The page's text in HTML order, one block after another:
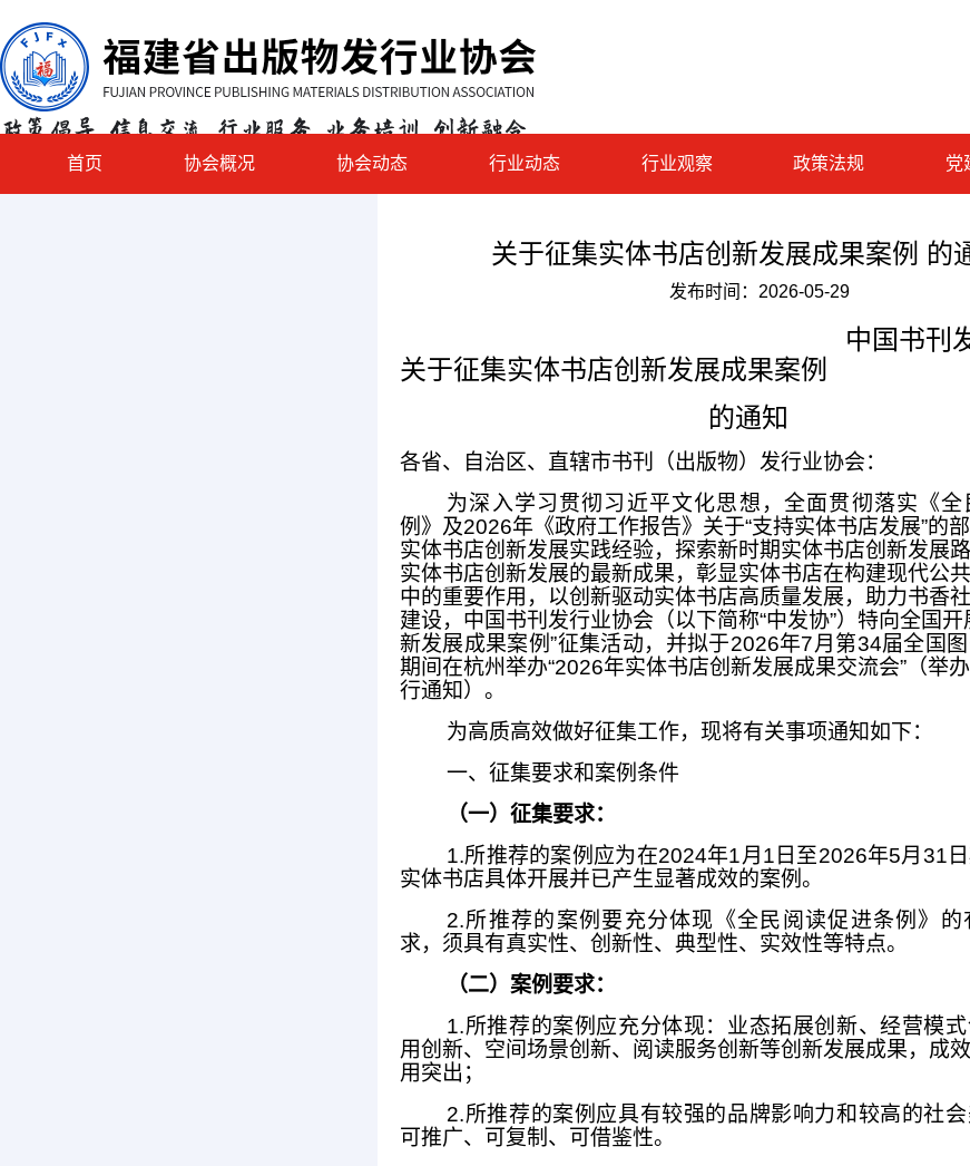
首页 协会概况 协会动态 行业动态 行业观察 政策法规 党
关于征集实体书店创新发展成果案例 的
发布时间： 2026-05-29
中国书刊
关于征集实体书店创新发展成果案例
的通知
各省、自治区、直辖市书刊（出版物）发行业协会：
为深入学习贯彻习近平文化思想，全面贯彻落实《全
例》及2026年《政府工作报告》关于“支持实体书店发展”的
实体书店创新发展实践经验，探索新时期实体书店创新发展
实体书店创新发展的最新成果，彰显实体书店在构建现代公
中的重要作用，以创新驱动实体书店高质量发展，助力书香
建设，中国书刊发行业协会（以下简称“中发协”）特向全国开
新发展成果案例”征集活动，并拟于2026年7月第34届全国
期间在杭州举办“2026年实体书店创新发展成果交流会”（举
行通知）。
为高质高效做好征集工作，现将有关事项通知如下：
一、征集要求和案例条件
（一）征集要求：
1.所推荐的案例应为在2024年1月1日至2026年5月31
实体书店具体开展并已产生显著成效的案例。
2.所推荐的案例要充分体现《全民阅读促进条例》的
求，须具有真实性、创新性、典型性、实效性等特点。
（二）案例要求：
1.所推荐的案例应充分体现：业态拓展创新、经营模
用创新、空间场景创新、阅读服务创新等创新发展成果，成
用突出；
2.所推荐的案例应具有较强的品牌影响力和较高的社
可推广、可复制、可借鉴性。